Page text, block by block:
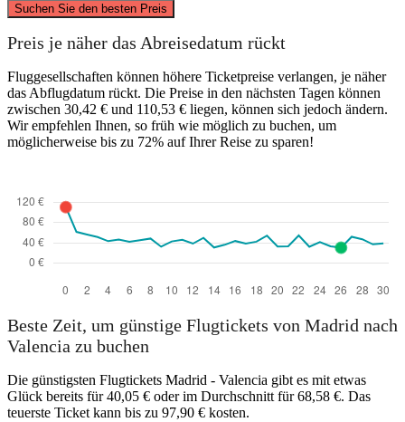
Suchen Sie den besten Preis
Preis je näher das Abreisedatum rückt
Fluggesellschaften können höhere Ticketpreise verlangen, je näher
das Abflugdatum rückt. Die Preise in den nächsten Tagen können
zwischen 30,42 € und 110,53 € liegen, können sich jedoch ändern.
Wir empfehlen Ihnen, so früh wie möglich zu buchen, um
möglicherweise bis zu 72% auf Ihrer Reise zu sparen!
Beste Zeit, um günstige Flugtickets von Madrid nach
Valencia zu buchen
Die günstigsten Flugtickets Madrid - Valencia gibt es mit etwas
Glück bereits für 40,05 € oder im Durchschnitt für 68,58 €. Das
teuerste Ticket kann bis zu 97,90 € kosten.